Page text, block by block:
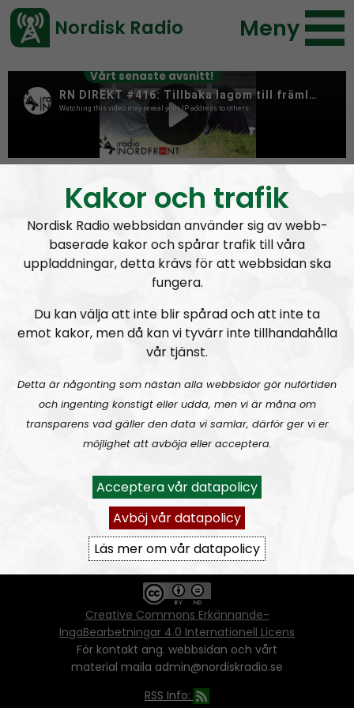
Vårt senaste avsnitt!
Nordisk Radio Meny
Ansvarig utgivare:Vera Oredsson
Vårdatapolicy
Du får kopiera och sprida vårt material
oförändrat, men uppge oss som källa.
Om ni vill sprida ett urklipp ni själva skapat
går även det bra, så länge det inte görs med
ett vinstdrivande syfte - då behöver ni
skriftlig tillåtelse från oss.
Creative Commons Erkännande-
IngaBearbetningar 4.0 Internationell Licens
För kontakt ang. webbsidan och vårt
material maila admin@nordiskradio.se
RSS Info:
Kakor och trafik
Nordisk Radio webbsidan använder sig av webb-
baserade kakor och spårar trafik till våra
uppladdningar, detta krävs för att webbsidan ska
fungera.
Du kan välja att inte blir spårad och att inte ta
emot kakor, men då kan vi tyvärr inte tillhandahålla
vår tjänst.
Detta är någonting som nästan alla webbsidor gör nuförtiden
och ingenting konstigt eller udda, men vi är måna om
transparens vad gäller den data vi samlar, därför ger vi er
möjlighet att avböja eller acceptera.
Acceptera vår datapolicy
Avböj vår datapolicy
Läs mer om vår datapolicy